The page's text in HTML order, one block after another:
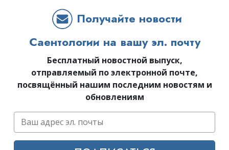
Получайте новости
Саентологии на вашу эл. почту
Бесплатный новостной выпуск,
отправляемый по электронной почте,
посвящённый нашим последним новостям и
обновлениям